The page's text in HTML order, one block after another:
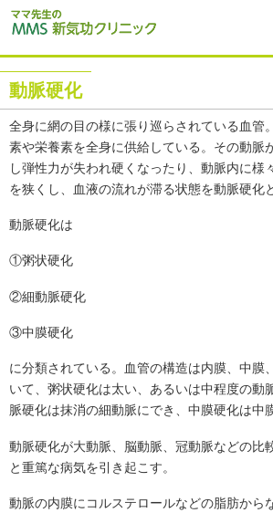
動脈硬化
全身に網の目の様に張り巡らされている血管
素や栄養素を全身に供給している。その動脈
し弾性力が失われ硬くなったり、動脈内に様
を狭くし、血液の流れが滞る状態を動脈硬化
動脈硬化は
①粥状硬化
②細動脈硬化
③中膜硬化
に分類されている。血管の構造は内膜、中膜
いて、粥状硬化は太い、あるいは中程度の動
脈硬化は抹消の細動脈にでき、中膜硬化は中
動脈硬化が大動脈、脳動脈、冠動脈などの比
と重篤な病気を引き起こす。
動脈の内膜にコルステロールなどの脂肪から